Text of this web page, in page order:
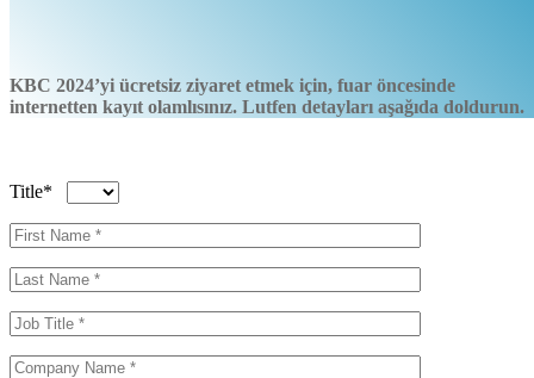
KBC 2024’yi ücretsiz ziyaret etmek için, fuar öncesinde
internetten kayıt olamlısınız. Lutfen detayları aşağıda doldurun.
Title*